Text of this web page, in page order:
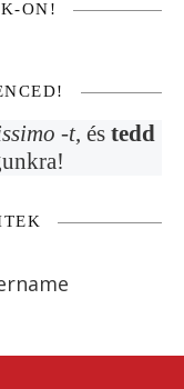
ON!
-t, és tedd